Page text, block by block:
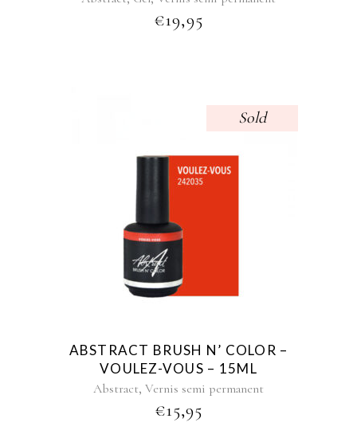
€19,95
Sold
ABSTRACT BRUSH N’ COLOR –
VOULEZ-VOUS – 15ML
Abstract, Vernis semi permanent
€15,95